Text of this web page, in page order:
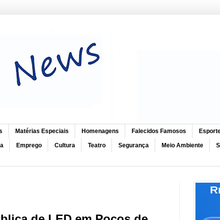
Matérias Especiais Homenagens Falecidos Famosos
Emprego Cultura Teatro Segurança Meio Ambiente